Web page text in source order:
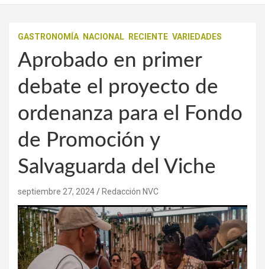
GASTRONOMÍA NACIONAL RECIENTE VARIEDADES
Aprobado en primer
debate el proyecto de
ordenanza para el Fondo
de Promoción y
Salvaguarda del Viche
septiembre 27, 2024 Redacción NVC